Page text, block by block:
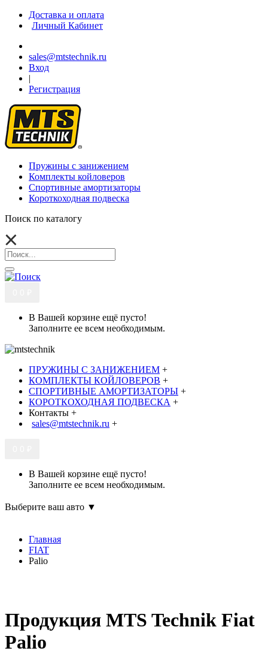
Доставка и оплата
Личный Кабинет
sales@mtstechnik.ru
Вход
|
Регистрация
Пружины с занижением
Комплекты койловеров
Спортивные амортизаторы
Короткоходная подвеска
Поиск по каталогу
В Вашей корзине ещё пусто!
Заполните ее всем необходимым.
ПРУЖИНЫ С ЗАНИЖЕНИЕМ +
КОМПЛЕКТЫ КОЙЛОВЕРОВ +
СПОРТИВНЫЕ АМОРТИЗАТОРЫ +
КОРОТКОХОДНАЯ ПОДВЕСКА +
Контакты +
sales@mtstechnik.ru +
В Вашей корзине ещё пусто!
Заполните ее всем необходимым.
Выберите ваш авто ▼
Главная
FIAT
Palio
Продукция MTS Technik Fiat
Palio